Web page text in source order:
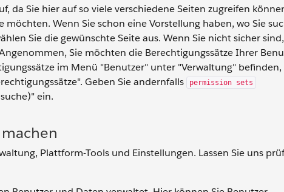
da Sie hier auf so viele verschiedene Seiten zugreifen
Wenn Sie schon eine Vorstellung haben, wo Sie
Sie die gewünschte Seite aus. Wenn Sie nicht sicher
Sie möchten die Berechtigungssätze Ihrer
im Menü "Benutzer" unter "Verwaltung"
Geben Sie andernfalls
permission sets
ein.
Plattform-Tools und Einstellungen. Lassen Sie uns